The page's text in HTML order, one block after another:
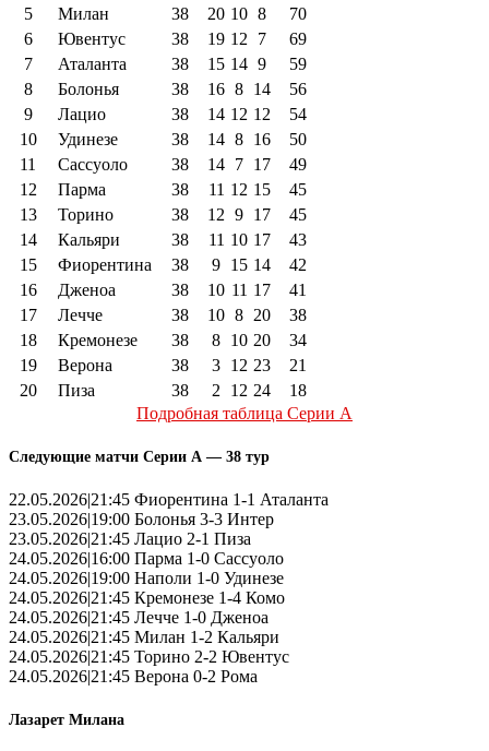
5
Милан 38 20 10 8
70
6
Ювентус 38 19 12 7
69
7
Аталанта 38 15 14 9
59
8
Болонья 38 16 8 14
56
9
Лацио 38 14 12 12
54
10
Удинезе 38 14 8 16
50
11
Сассуоло 38 14 7 17
49
12
Парма 38 11 12 15
45
13
Торино 38 12 9 17
45
14
Кальяри 38 11 10 17
43
15
Фиорентина 38 9 15 14
42
16
Дженоа 38 10 11 17
41
17
Лечче 38 10 8 20
38
18
Кремонезе 38 8 10 20
34
19
Верона 38 3 12 23
21
20
Пиза 38 2 12 24
18
Подробная таблица Серии А
Следующие матчи Серии А — 38 тур
22.05.2026|21:45 Фиорентина 1-1 Аталанта
23.05.2026|19:00 Болонья 3-3 Интер
23.05.2026|21:45 Лацио 2-1 Пиза
24.05.2026|16:00 Парма 1-0 Сассуоло
24.05.2026|19:00 Наполи 1-0 Удинезе
24.05.2026|21:45 Кремонезе 1-4 Комо
24.05.2026|21:45 Лечче 1-0 Дженоа
24.05.2026|21:45 Милан 1-2 Кальяри
24.05.2026|21:45 Торино 2-2 Ювентус
24.05.2026|21:45 Верона 0-2 Рома
Лазарет Милана